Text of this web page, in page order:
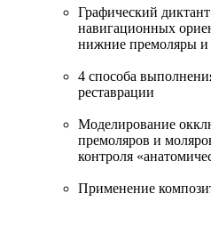
Графический
навигационных
нижние премоляры
4 способа
реставрации
Моделирование
премоляров и
контроля
Применение